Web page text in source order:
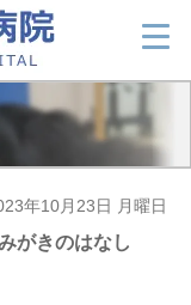
年10月23日 月曜日
がきのはなし